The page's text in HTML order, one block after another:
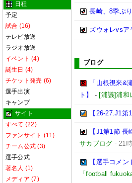
日程
予定
試合 (16)
テレビ放送
ラジオ放送
イベント (4)
誕生日 (4)
チケット発売 (6)
選手出演
キャンプ
サイト
すべて (22)
ファンサイト (11)
チーム公式 (3)
選手公式
著名人 (1)
メディア (7)
長崎、8季ぶ
ズウォレvsア
ブログ
「山根視来&
ト】
- [浦議]浦和
【26-27.J1
【J1第1節
サカブログ -21時
【選手コメ
「football